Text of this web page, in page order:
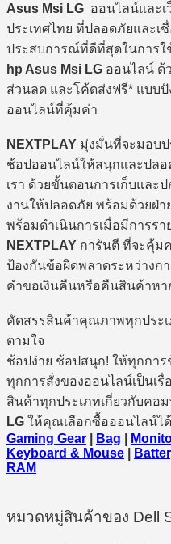
Asus Msi LG ออนไลน์และ
ประเทศไทย ที่ปลอดภัยและเ
ประสบการณ์ที่ดีที่สุดในการ
hp Asus Msi LG ออนไลน์ ด้
ส่วนลด และโค้ดส่งฟรี* แบบปั
ออนไลน์ที่คุ้มค่า
NEXTPLAY มุ่งมั่นที่จะมอบ
ช้อปออนไลน์ให้สนุกและปล
เรา ด้วยขั้นตอนการเก็บแล
งานให้ปลอดภัย พร้อมด้วยฝ่า
พร้อมดำเนินการเมื่อมีการรา
NEXTPLAY การันตี ที่จะคุ้ม
ป้องกันข้อผิดพลาดระหว่างก
คำขอเงินคืนหรือคืนสินค้าห
คัดสรรสินค้าคุณภาพทุกประ
ตามใจ
ช้อปง่าย ช้อปสนุก! ให้ทุกการ
ทุกการสั่งของออนไลน์เป็นเรื่
สินค้าทุกประเภทเกี่ยวกับคอม
LG ให้คุณเลือกซื้อออนไลน์ไ
Gaming Gear
Bag
Keyboard & Mouse
RAM
หมวดหมู่สินค้าของ Dell